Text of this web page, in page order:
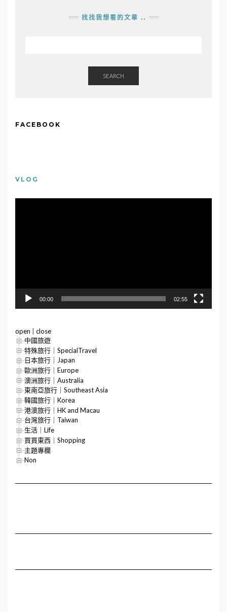
找找我想看的文章 ..
SEARCH
FACEBOOK
VLOG
00:00 02:55
open
close
中國旅遊
特殊旅行｜SpecialTravel
日本旅行｜Japan
歐洲旅行｜Europe
澳洲旅行｜Australia
東南亞旅行｜Southeast Asia
韓國旅行｜Korea
港澳旅行｜HK and Macau
台灣旅行｜Taiwan
生活｜Life
買買東西｜Shopping
主題專欄
Non